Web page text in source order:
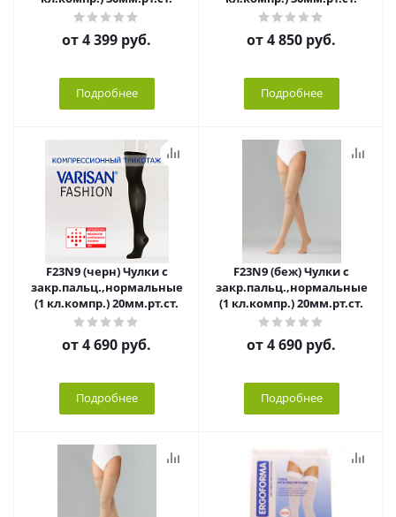
от4 399 руб.
Подробнее
от4 850 руб.
Подробнее
F23N9 (черн) Чулки с
закр.пальц.,нормальные
(1 кл.компр.) 20мм.рт.ст.
от4 690 руб.
Подробнее
F23N9 (беж) Чулки с
закр.пальц.,нормальные
(1 кл.компр.) 20мм.рт.ст.
от4 690 руб.
Подробнее